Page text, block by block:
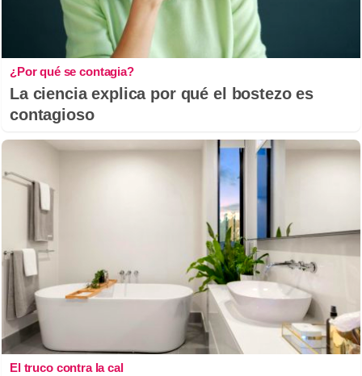
¿Por qué se contagia?
La ciencia explica por qué el bostezo es
contagioso
El truco contra la cal